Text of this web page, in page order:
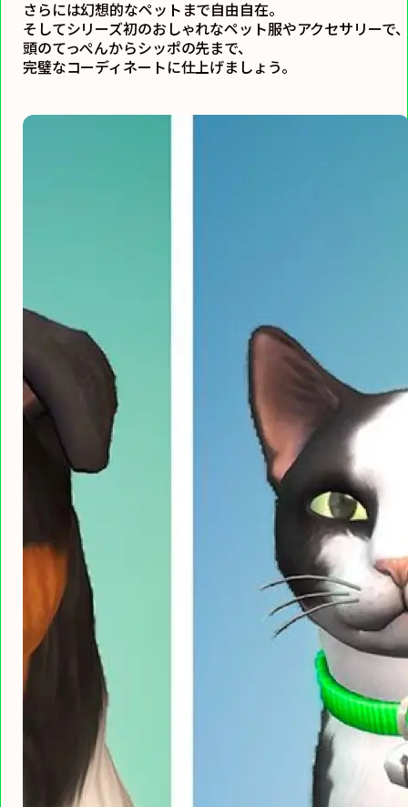
さらには幻想的なペットまで自由自在。
そしてシリーズ初のおしゃれなペット服やアクセサリーで
頭のてっぺんからシッポの先まで、
完璧なコーディネートに仕上げましょう。